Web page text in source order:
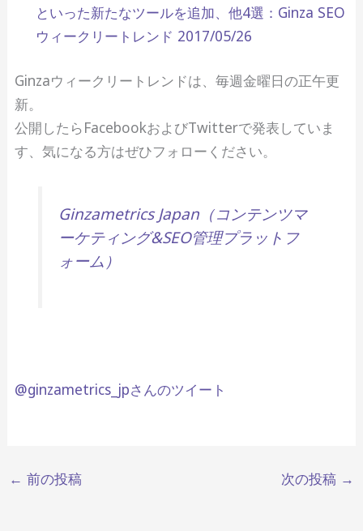
といった新たなツールを追加、他4選：Ginza SEO
ウィークリートレンド 2017/05/26
Ginzaウィークリートレンドは、毎週金曜日の正午更
新。
公開したらFacebookおよびTwitterで発表していま
す、気になる方はぜひフォローください。
Ginzametrics Japan（コンテンツマ
ーケティング&SEO管理プラットフ
ォーム）
@ginzametrics_jpさんのツイート
← 前の投稿 次の投稿 →